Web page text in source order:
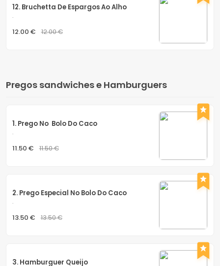
12. Bruchetta De Espargos Ao Alho
.
12.00 € 12.00 €
Pregos sandwiches e Hamburguers
1. Prego No  Bolo Do Caco
.
11.50 € 11.50 €
2. Prego Especial No Bolo Do Caco
.
13.50 € 13.50 €
3. Hamburguer Queijo